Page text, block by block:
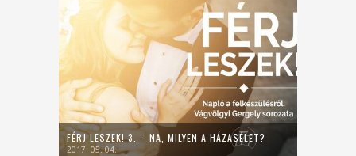
FÉRJ LESZEK! 3. – NA, MILYEN A HÁZASÉLET?
2017. 05. 04.